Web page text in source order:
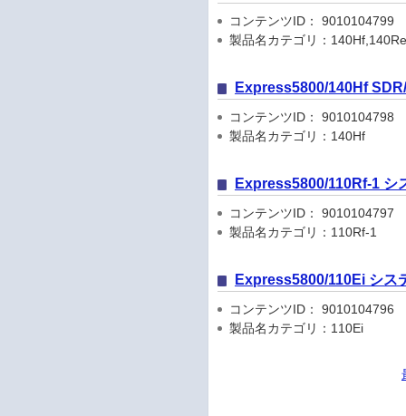
コンテンツID： 9010104799
製品名カテゴリ：
Express5800/140Hf
コンテンツID： 9010104798
製品名カテゴリ：140Hf
Express5800/110Rf-1 シ
コンテンツID： 9010104797
製品名カテゴリ：110Rf-1
Express5800/110Ei シス
コンテンツID： 9010104796
製品名カテゴリ：110Ei